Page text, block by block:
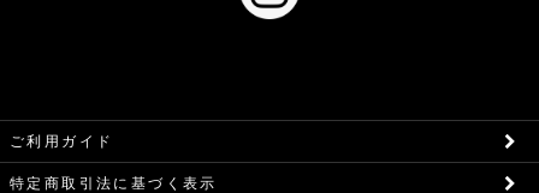
ご利用ガイド
特定商取引法に基づく表示